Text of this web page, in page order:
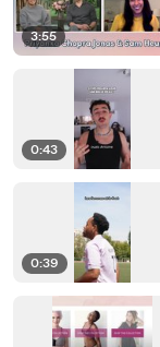
3:55
0:43
0:39